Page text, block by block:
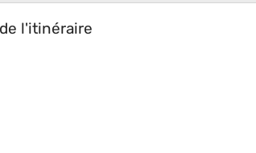
l'itinéraire